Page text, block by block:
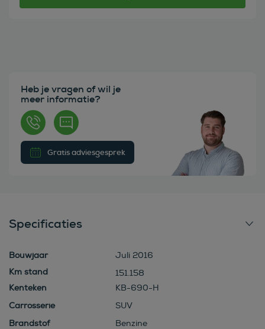
Heb je vragen of wil je
meer informatie?
Gratis adviesgesprek
Specificaties
Bouwjaar
Juli 2016
151.158
Kenteken
KB-690-H
Carrosserie
SUV
Brandstof
Benzine